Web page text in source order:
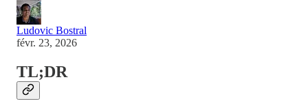
Ludovic Bostral
févr. 23, 2026
TL;DR